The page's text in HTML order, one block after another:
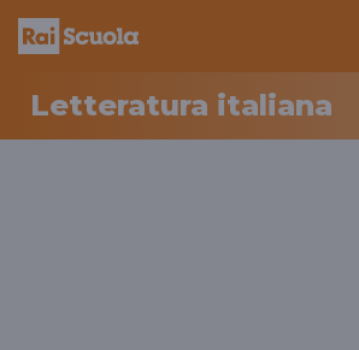
Letteratura italiana